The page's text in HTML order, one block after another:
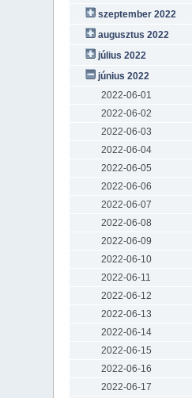
szeptember 2022
augusztus 2022
július 2022
június 2022
2022-06-01
2022-06-02
2022-06-03
2022-06-04
2022-06-05
2022-06-06
2022-06-07
2022-06-08
2022-06-09
2022-06-10
2022-06-11
2022-06-12
2022-06-13
2022-06-14
2022-06-15
2022-06-16
2022-06-17